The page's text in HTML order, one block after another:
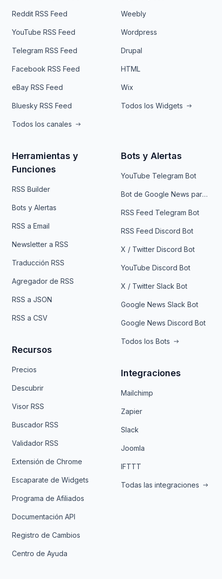
Reddit RSS Feed
YouTube RSS Feed
Telegram RSS Feed
Facebook RSS Feed
eBay RSS Feed
Bluesky RSS Feed
Todos los canales
Weebly
Wordpress
Drupal
HTML
Wix
Todos los Widgets
Herramientas y
Funciones
RSS Builder
Bots y Alertas
RSS a Email
Newsletter a RSS
Traducción RSS
Agregador de RSS
RSS a JSON
RSS a CSV
Recursos
Precios
Descubrir
Visor RSS
Buscador RSS
Validador RSS
Extensión de Chrome
Escaparate de Widgets
Programa de Afiliados
Documentación API
Registro de Cambios
Centro de Ayuda
Bots y Alertas
YouTube Telegram Bot
Bot de Google News para Telegram
RSS Feed Telegram Bot
RSS Feed Discord Bot
X / Twitter Discord Bot
YouTube Discord Bot
X / Twitter Slack Bot
Google News Slack Bot
Google News Discord Bot
Todos los Bots
Integraciones
Mailchimp
Zapier
Slack
Joomla
IFTTT
Todas las integraciones